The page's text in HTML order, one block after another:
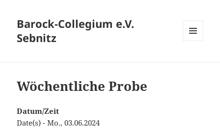
Barock-Collegium e.V.
Sebnitz
Wöchentliche Probe
Datum/Zeit
Date(s) - Mo., 03.06.2024